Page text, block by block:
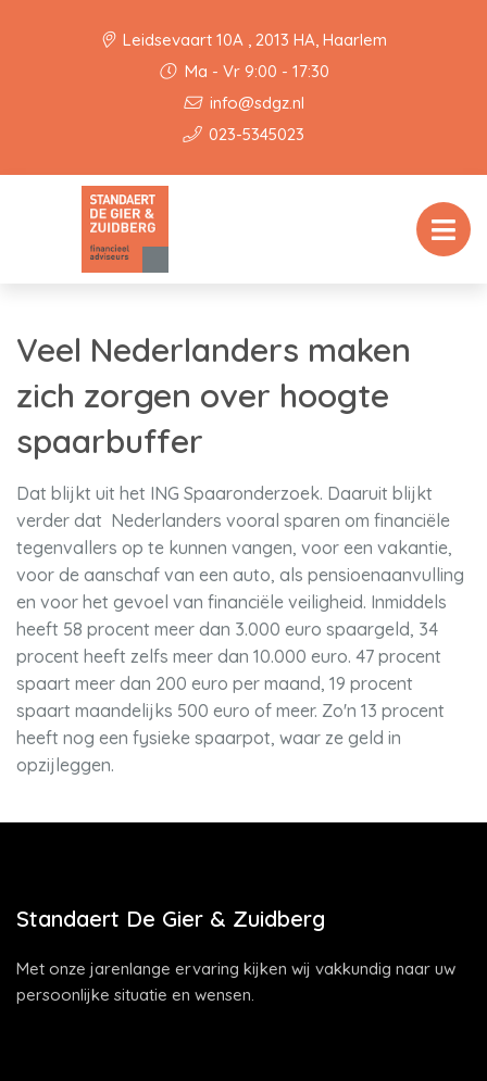
Leidsevaart 10A , 2013 HA, Haarlem
Ma - Vr 9:00 - 17:30
info@sdgz.nl
023-5345023
Veel Nederlanders maken
zich zorgen over hoogte
spaarbuffer
Dat blijkt uit het ING Spaaronderzoek. Daaruit blijkt
verder dat Nederlanders vooral sparen om financiële
tegenvallers op te kunnen vangen, voor een vakantie,
voor de aanschaf van een auto, als pensioenaanvulling
en voor het gevoel van financiële veiligheid. Inmiddels
heeft 58 procent meer dan 3.000 euro spaargeld, 34
procent heeft zelfs meer dan 10.000 euro. 47 procent
spaart meer dan 200 euro per maand, 19 procent
spaart maandelijks 500 euro of meer. Zo'n 13 procent
heeft nog een fysieke spaarpot, waar ze geld in
opzijleggen.
Standaert De Gier & Zuidberg
Met onze jarenlange ervaring kijken wij vakkundig naar uw
persoonlijke situatie en wensen.